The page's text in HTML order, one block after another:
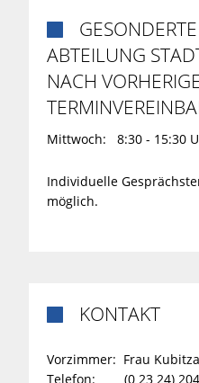

ABTEILUNG
NACH
Mittwoch: 8:30 - 15:30
Individuelle
möglich.
 KONTAKT
Vorzimmer: Frau Kubitza
Telefon: (0 23 24) 204